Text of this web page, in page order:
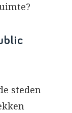
steden